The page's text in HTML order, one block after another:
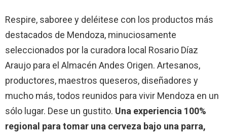
Respire, saboree y deléitese con los productos más
destacados de Mendoza, minuciosamente
seleccionados por la curadora local Rosario Díaz
Araujo para el Almacén Andes Origen. Artesanos,
productores, maestros queseros, diseñadores y
mucho más, todos reunidos para vivir Mendoza en un
sólo lugar. Dese un gustito. Una experiencia 100%
regional para tomar una cerveza bajo una parra,